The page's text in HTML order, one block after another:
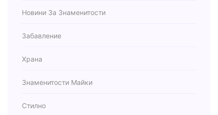
Новини За Знаменитости
Забавление
Храна
Знаменитости Майки
Стилно